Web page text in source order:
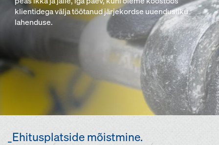
klientidega välja töötanud järjekordse uuendusliku
lahenduse.
_Ehitusplatside mõistmine.